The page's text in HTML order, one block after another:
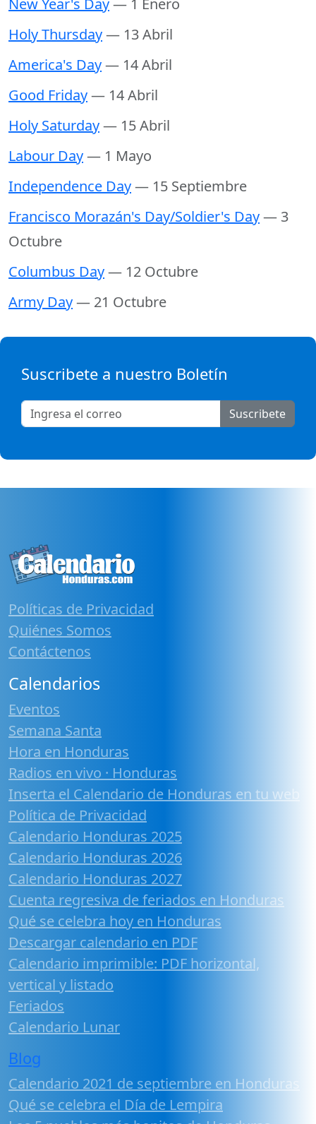
Holy Thursday— 13 Abril
America's Day— 14 Abril
Good Friday— 14 Abril
Holy Saturday— 15 Abril
Labour Day— 1 Mayo
Independence Day— 15 Septiembre
Francisco Morazán's Day/Soldier's Day— 3
Octubre
Columbus Day— 12 Octubre
Army Day— 21 Octubre
Suscribete a nuestro Boletín
Suscribete
Políticas de Privacidad
Quiénes Somos
Contáctenos
Calendarios
Eventos
Semana Santa
Hora en Honduras
Radios en vivo · Honduras
Inserta el Calendario de Honduras en tu web
Política de Privacidad
Calendario Honduras 2025
Calendario Honduras 2026
Calendario Honduras 2027
Cuenta regresiva de feriados en Honduras
Qué se celebra hoy en Honduras
Descargar calendario en PDF
Calendario imprimible: PDF horizontal,
vertical y listado
Feriados
Calendario Lunar
Blog
Calendario 2021 de septiembre en Honduras
Qué se celebra el Día de Lempira